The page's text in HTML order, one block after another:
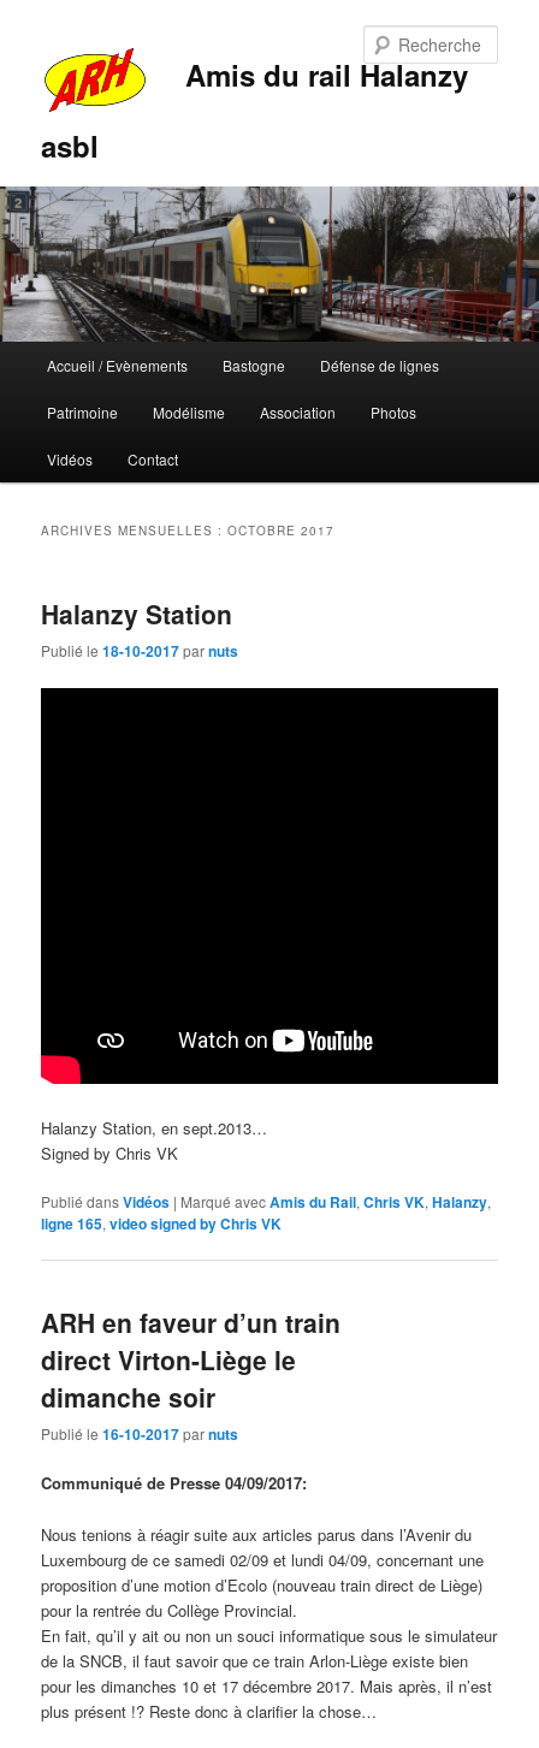
Amis du rail Halanzy
asbl
principal
Aller
au
contenu
principal
Aller
au
contenu
secondaire
Accueil / Evènements Bastogne Défense de lignes
Patrimoine Modélisme Association Photos
Vidéos Contact
ARCHIVES MENSUELLES :OCTOBRE 2017
Halanzy Station
Publié le18-10-2017parnuts
Halanzy Station, en sept.2013…
Signed by Chris VK
Publié dansVidéos | Marqué avecAmis du Rail,Chris VK,Halanzy,
ligne 165,video signed by Chris VK
ARH en faveur d’un train
direct Virton-Liège le
dimanche soir
Publié le16-10-2017parnuts
Communiqué de Presse 04/09/2017:
Nous tenions à réagir suite aux articles parus dans l’Avenir du
Luxembourg de ce samedi 02/09 et lundi 04/09, concernant une
proposition d’une motion d’Ecolo (nouveau train direct de Liège)
pour la rentrée du Collège Provincial.
En fait, qu’il y ait ou non un souci informatique sous le simulateur
de la SNCB, il faut savoir que ce train Arlon-Liège existe bien
pour les dimanches 10 et 17 décembre 2017. Mais après, il n’est
plus présent !? Reste donc à clarifier la chose…